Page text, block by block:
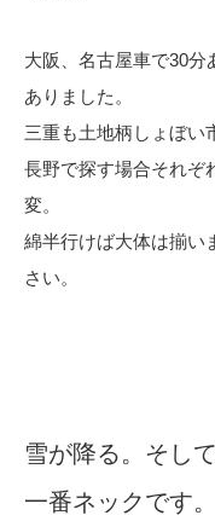
大阪、名古屋車で30分
ありました。
三重も土地柄しょぼい
長野で探す場合それぞ
変。
綿半行けば大体は揃い
さい。
雪が降る。そし
一番ネックです。